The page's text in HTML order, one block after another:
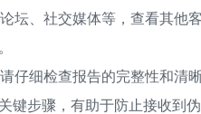
、社交媒体等，查看其他
细检查报告的完整性和清
键步骤，有助于防止接收到伪